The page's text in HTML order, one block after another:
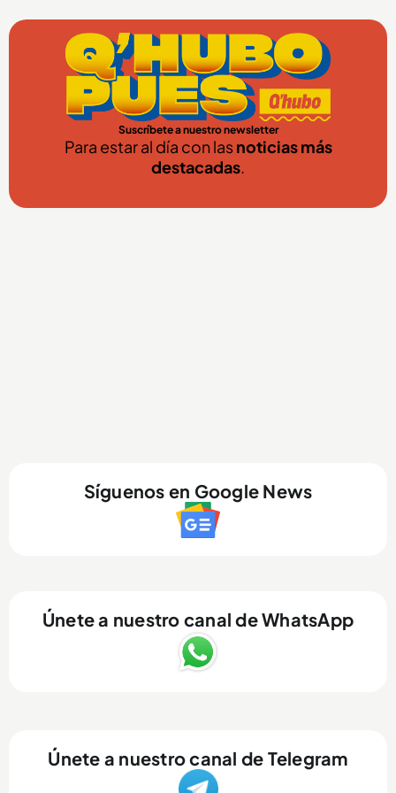
Suscríbete a nuestro newsletter
Para estar al día con lasnoticias más
destacadas.
Síguenos en Google News
Únete a nuestro canal de WhatsApp
Únete a nuestro canal de Telegram